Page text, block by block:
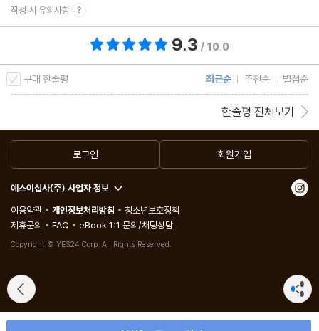
- 두부 가지 산적
- 일본식 튀김
- 카키아게
- 붕장어 프라이
- 오징어 튀김 절임
- 연두부 튀김
노자키 요리장의 요리 레슨 7 _ 매일 도시락
노자키 요리장의 요리 레슨 8 _ 도자기 그릇 다루는 법
- 담백한 도미 조림
작성 시 유의사항
9.3 / 10.0
구매 한줄평 최근순 추천순 별점순
한줄평 전체보기
로그인 회원가입
예스이십사(주) 사업자 정보
이용약관
개인정보처리방침
청소년보호정책
제휴문의
FAQ eBook 1:1 문의/채팅상담
Copyright © YES24 Corp. All Rights Reserved.